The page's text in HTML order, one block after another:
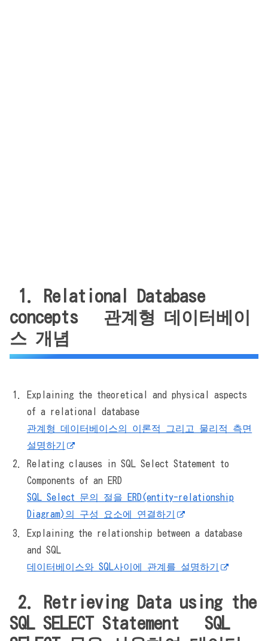
1. Relational Database
concepts 관계형 데이터베이
스 개념
Explaining the theoretical and physical aspects
of a relational database
관계형 데이터베이스의 이론적 그리고 물리적 측면
설명하기
Relating clauses in SQL Select Statement to
Components of an ERD
SQL Select 문의 절을 ERD(entity-relationship
Diagram)의 구성 요소에 연결하기
Explaining the relationship between a database
and SQL
데이터베이스와 SQL사이에 관계를 설명하기
2. Retrieving Data using the
SQL SELECT Statement SQL